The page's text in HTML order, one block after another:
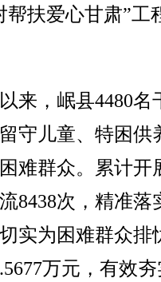
帮扶爱心甘肃”工
，岷县4480名
守儿童、特困供
难群众。累计开
8438次，精准落
实为困难群众排
万元，有效